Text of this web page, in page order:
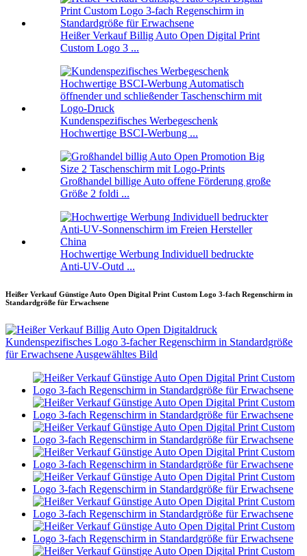
Heißer Verkauf Billig Auto Open Digital Print
Custom Logo 3 ...
Kundenspezifisches Werbegeschenk
Hochwertige BSCI-Werbung ...
Großhandel billige Auto offene Förderung große
Größe 2 foldi ...
Hochwertige Werbung Individuell bedruckte
Anti-UV-Outd ...
Heißer Verkauf Günstige Auto Open Digital Print Custom Logo 3-fach Regenschirm in
Standardgröße für Erwachsene